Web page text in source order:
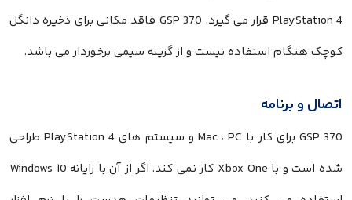
PlayStation 4 قرار می گیرد. GSP 370 فاقد مکانی برای ذخیره دانگل
کوچک هنگام استفاده نیست و از گزینه سیمی برخوردار می باشد.
اتصال و برنامه
GSP 370 برای کار با Mac ، PC و سیستم های PlayStation 4 طراحی
شده است و با Xbox One کار نمی کند. اگر از آن با رایانه Windows 10